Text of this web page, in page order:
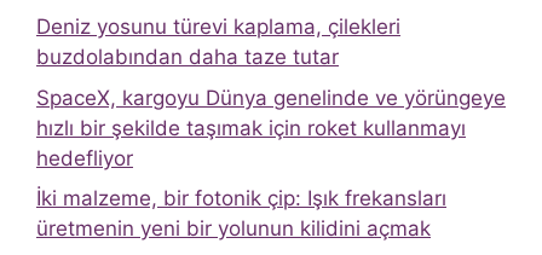
Deniz yosunu türevi kaplama, çilekleri
buzdolabından daha taze tutar
SpaceX, kargoyu Dünya genelinde ve yörüngeye
hızlı bir şekilde taşımak için roket kullanmayı
hedefliyor
İki malzeme, bir fotonik çip: Işık frekansları
üretmenin yeni bir yolunun kilidini açmak